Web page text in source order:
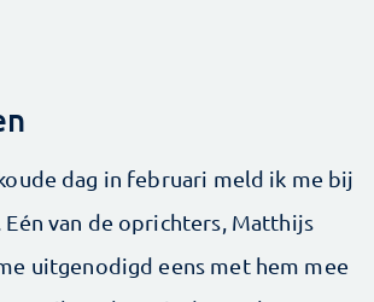
dag in februari meld ik me bij
van de oprichters, Matthijs
uitgenodigd eens met hem mee